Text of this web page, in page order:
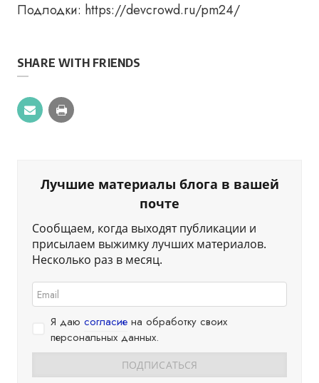
Подлодки: https://devcrowd.ru/pm24/
SHARE WITH FRIENDS
Лучшие материалы блога в вашей
почте
Сообщаем, когда выходят публикации и
присылаем выжимку лучших материалов.
Несколько раз в месяц.
Я даю согласие на обработку своих
персональных данных.